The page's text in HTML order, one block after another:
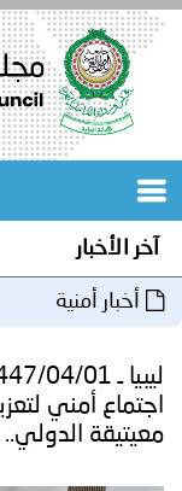
الرئيسية
المكاتب
المجلس
مؤتمرات
و
جهود
آخر الأخبار
أخبار أمنية
اجتماع أمني
معيتيقة الدولي..